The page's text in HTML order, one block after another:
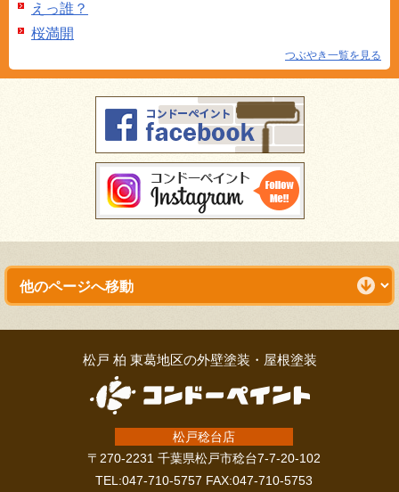
えっ誰？
桜満開
つぶやき一覧を見る
松戸 柏 東葛地区の外壁塗装・屋根塗装
松戸稔台店
〒270-2231 千葉県松戸市稔台7-7-20-102
TEL:047-710-5757 FAX:047-710-5753